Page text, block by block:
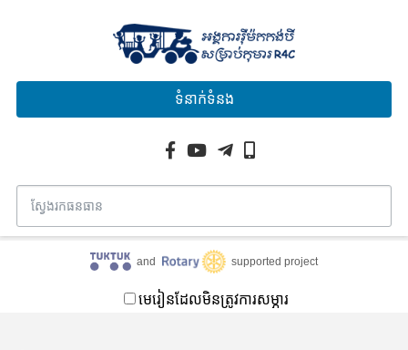
ទំនាក់ទំនង
and supported project
មេរៀនដែលមិនត្រូវការសម្ភារ